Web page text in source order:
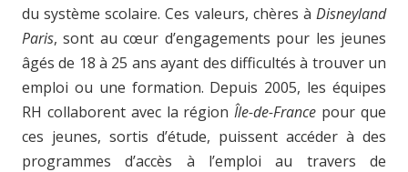
du système scolaire. Ces valeurs, chères à Disneyland
Paris, sont au cœur d’engagements pour les jeunes
âgés de 18 à 25 ans ayant des difficultés à trouver un
emploi ou une formation. Depuis 2005, les équipes
RH collaborent avec la régionÎle-de-France pour que
ces jeunes, sortis d’étude, puissent accéder à des
programmes d’accès à l’emploi au travers de